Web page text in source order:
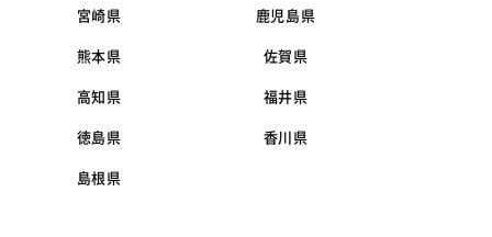
宮崎県 鹿児島県
熊本県 佐賀県
高知県 福井県
徳島県 香川県
島根県